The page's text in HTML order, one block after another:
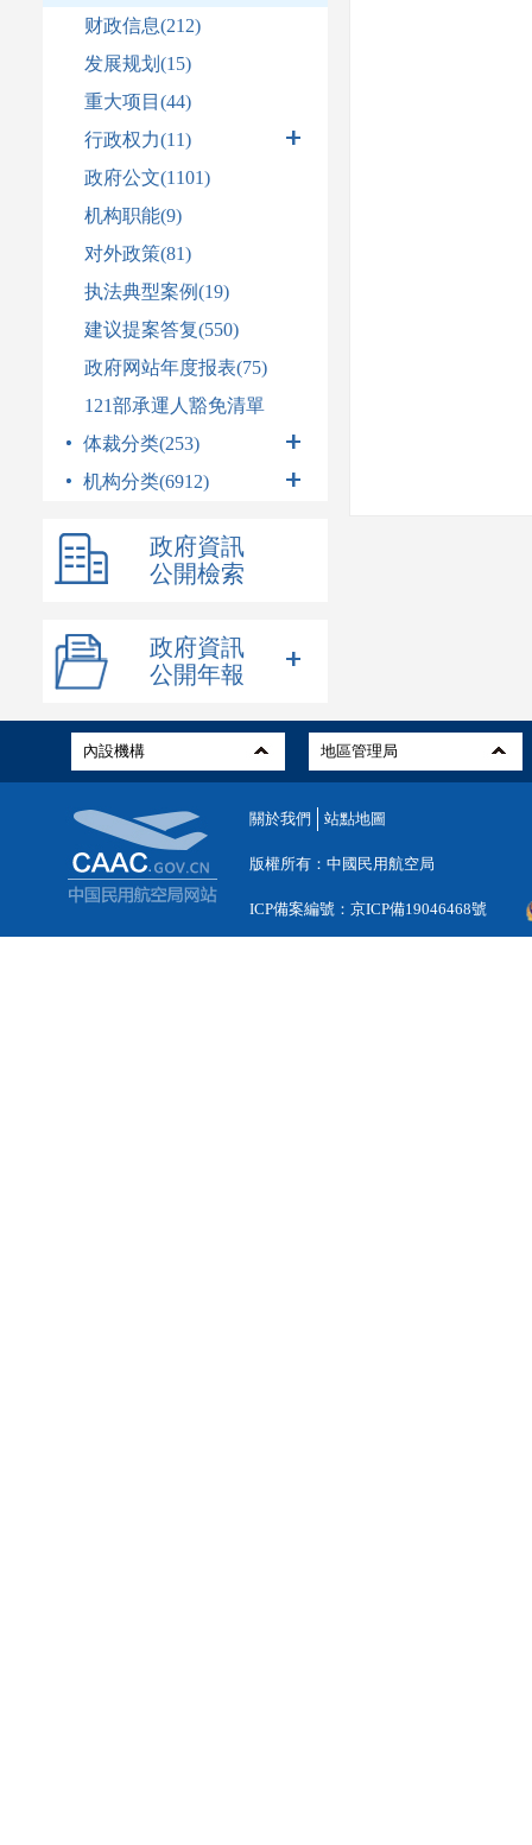
财政信息(212)
发展规划(15)
重大项目(44)
行政权力(11)
政府公文(1101)
机构职能(9)
对外政策(81)
执法典型案例(19)
建议提案答复(550)
政府网站年度报表(75)
121部承運人豁免清單
体裁分类(253)
机构分类(6912)
政府資訊
公開檢索
政府資訊
公開年報
關於我們 站點地圖
版權所有：中國民用航空局
ICP備案編號：京ICP備19046468號